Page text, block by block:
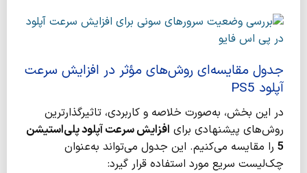
جدول مقایسه‌ای روش‌های مؤثر در افزایش سرعت
آپلود PS5
در این بخش، به‌صورت خلاصه و کاربردی، تاثیرگذارترین
روش‌های پیشنهادی برای افزایش سرعت آپلود پلی‌استیشن
5 را مقایسه می‌کنیم. این جدول می‌تواند به‌عنوان
چک‌لیست سریع مورد استفاده قرار گیرد: